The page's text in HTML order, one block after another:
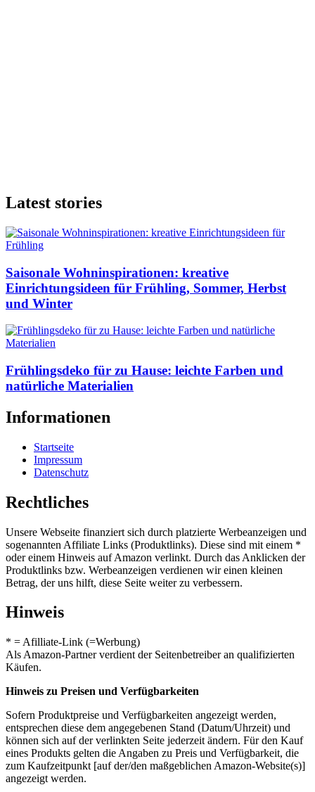
Latest stories
Saisonale Wohninspirationen: kreative
Einrichtungsideen für Frühling, Sommer, Herbst
und Winter
Frühlingsdeko für zu Hause: leichte Farben und
natürliche Materialien
Informationen
Startseite
Impressum
Datenschutz
Rechtliches
Unsere Webseite finanziert sich durch platzierte Werbeanzeigen und
sogenannten Affiliate Links (Produktlinks). Diese sind mit einem *
oder einem Hinweis auf Amazon verlinkt. Durch das Anklicken der
Produktlinks bzw. Werbeanzeigen verdienen wir einen kleinen
Betrag, der uns hilft, diese Seite weiter zu verbessern.
Hinweis
* = Afilliate-Link (=Werbung)
Als Amazon-Partner verdient der Seitenbetreiber an qualifizierten
Käufen.
Hinweis zu Preisen und Verfügbarkeiten
Sofern Produktpreise und Verfügbarkeiten angezeigt werden,
entsprechen diese dem angegebenen Stand (Datum/Uhrzeit) und
können sich auf der verlinkten Seite jederzeit ändern. Für den Kauf
eines Produkts gelten die Angaben zu Preis und Verfügbarkeit, die
zum Kaufzeitpunkt [auf der/den maßgeblichen Amazon-Website(s)]
angezeigt werden.